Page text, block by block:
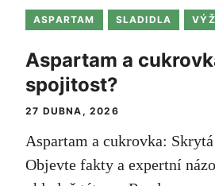
ASPARTAM SLADIDLA
Aspartam a
spojitost?
27 DUBNA, 2026
Aspartam a cukrovka:
Objevte fakty a expertní